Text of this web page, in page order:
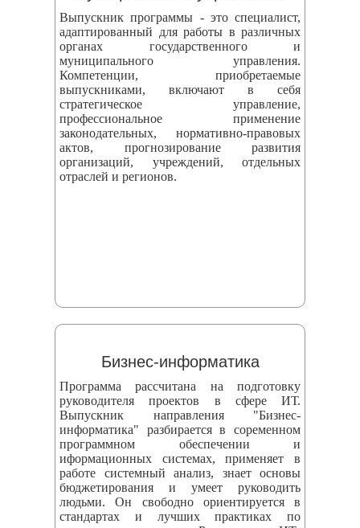
Выпускник программы - это специалист,
адаптированный для работы в различных
органах государственного и
муниципального управления.
Компетенции, приобретаемые
выпускниками, включают в себя
стратегическое управление,
профессиональное применение
законодательных, нормативно-правовых
актов, прогнозирование развития
организаций, учреждений, отдельных
отраслей и регионов.
Бизнес-информатика
Программа рассчитана на подготовку
руководителя проектов в сфере ИТ.
Выпускник направления "Бизнес-
информатика" разбирается в соременном
программном обеспечении и
иформационных системах, применяет в
работе системный анализ, знает основы
бюджетирования и умеет руководить
людьми. Он свободно ориентируется в
стандартах и лучших практиках по